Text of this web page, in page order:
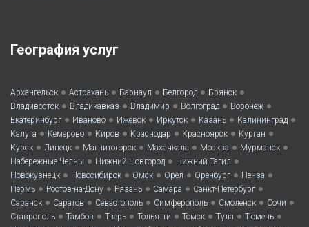
География услуг
Архангельск • Астрахань • Барнаул • Белгород • Брянск •
Владивосток • Владикавказ • Владимир • Волгоград • Воронеж •
Екатеринбург • Иваново • Ижевск • Иркутск • Казань • Калининград •
Калуга • Кемерово • Киров • Краснодар • Красноярск • Курган •
Курск • Липецк • Магнитогорск • Махачкала • Москва • Мурманск •
Набережные Челны • Нижний Новгород • Нижний Тагил •
Новокузнецк • Новосибирск • Омск • Орел • Оренбург • Пенза •
Пермь • Ростов-на-Дону • Рязань • Самара • Санкт-Петербург •
Саранск • Саратов • Севастополь • Симферополь • Смоленск • Сочи •
Ставрополь • Тамбов • Тверь • Тольятти • Томск • Тула • Тюмень •